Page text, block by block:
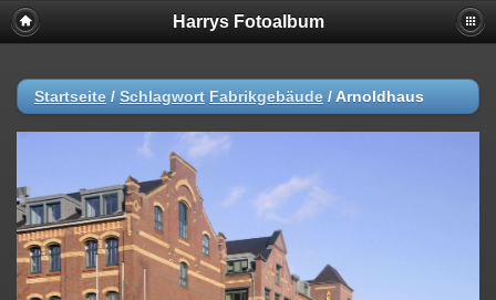
Harrys Fotoalbum
Startseite / Schlagwort Fabrikgebäude / Arnoldhaus